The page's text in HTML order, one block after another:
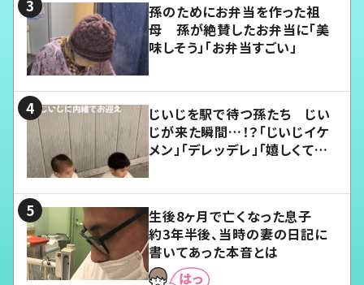
孫のためにお弁当を作った祖
母 孫が絶賛したお弁当に「美
味しそう」「お弁当すごい」
じいじを駅で待つ孫たち じい
じが来た瞬間…！？「じいじイケ
メン」「デレッデレ」「嬉しくて可
生後8ヶ月で亡くなった息子
約3年半後、当時の妻の日記に
書いてあった本音とは